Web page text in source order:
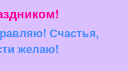
Счастья,
желаю!